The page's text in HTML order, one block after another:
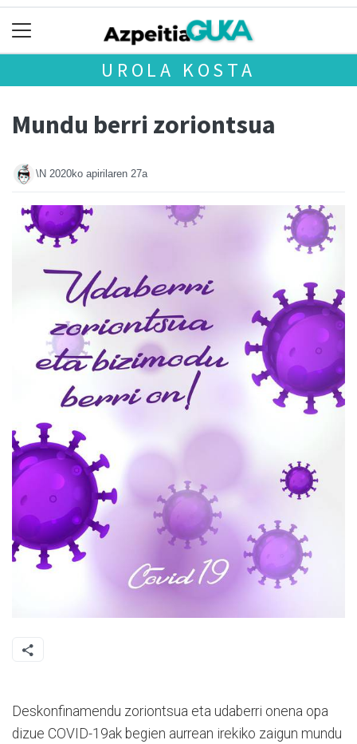
UROLA KOSTA
Mundu berri zoriontsua
\N 2020ko apirilaren 27a
Deskonfinamendu zoriontsua eta udaberri onena opa
dizue COVID-19ak begien aurrean irekiko zaigun mundu